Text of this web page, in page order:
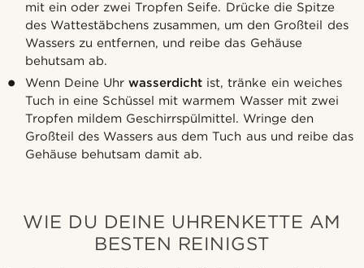
mit ein oder zwei Tropfen Seife. Drücke die Spitze
des Wattestäbchens zusammen, um den Großteil des
Wassers zu entfernen, und reibe das Gehäuse
behutsam ab.
Wenn Deine Uhrwasserdicht ist, tränke ein weiches
Tuch in eine Schüssel mit warmem Wasser mit zwei
Tropfen mildem Geschirrspülmittel. Wringe den
Großteil des Wassers aus dem Tuch aus und reibe das
Gehäuse behutsam damit ab.
WIE DU DEINE UHRENKETTE AM
BESTEN REINIGST